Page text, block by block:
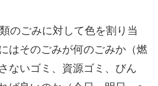
のごみに対して色を割り当
はそのごみが何のごみか（燃
ないゴミ、資源ゴミ、びん